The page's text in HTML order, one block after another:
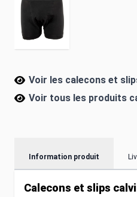
Voir les calecons et
Voir tous les produits
Information produit
Calecons et slips